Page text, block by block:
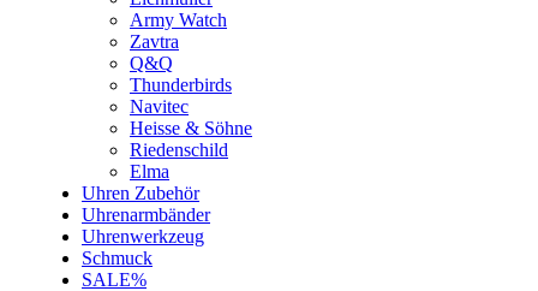
Army Watch
Zavtra
Q&Q
Thunderbirds
Navitec
Heisse & Söhne
Riedenschild
Elma
Uhren Zubehör
Uhrenarmbänder
Uhrenwerkzeug
Schmuck
SALE%